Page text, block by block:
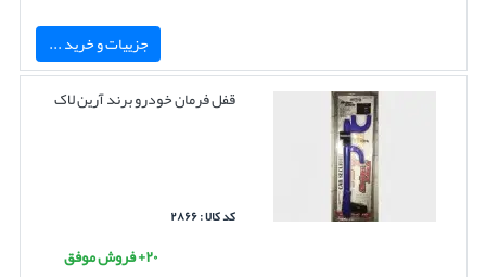
جزییات و خرید ...
قفل فرمان خودرو برند آرین لاک
کد کالا : ۲۸۶۶
۲۰+ فروش موفق